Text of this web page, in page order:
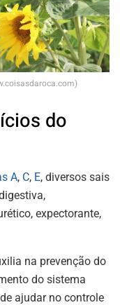
do
A, C, E, diversos sais
expectorante,
na prevenção do
do sistema
ajudar no controle